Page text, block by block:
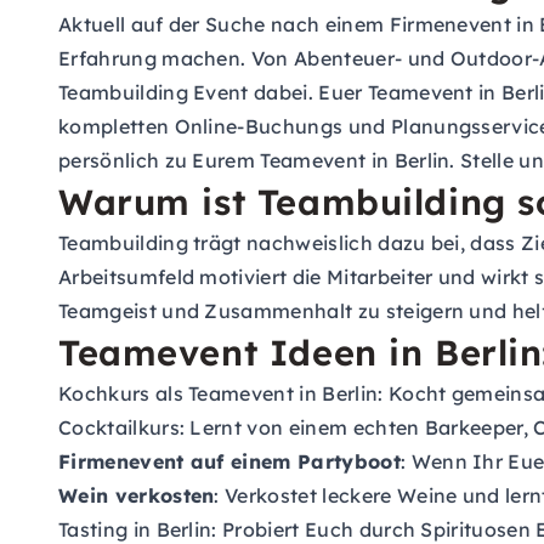
Aktuell auf der Suche nach einem Firmenevent in
Erfahrung machen. Von Abenteuer- und
Teambuilding Event dabei. Euer Teamevent in
kompletten Online-Buchungs und
persönlich zu Eurem Teamevent in Berlin. Stelle
Warum ist Teambuilding
Teambuilding trägt nachweislich dazu bei, dass
Arbeitsumfeld motiviert die Mitarbeiter und wirkt
Teamgeist und Zusammenhalt zu steigern und
Teamevent Ideen in
Kochkurs als Teamevent in Berlin: Kocht
Cocktailkurs: Lernt von einem echten Barkeeper,
Firmenevent auf einem Partyboot: Wenn Ihr
Wein verkosten: Verkostet leckere Weine und
Tasting in Berlin: Probiert Euch durch Spirituosen